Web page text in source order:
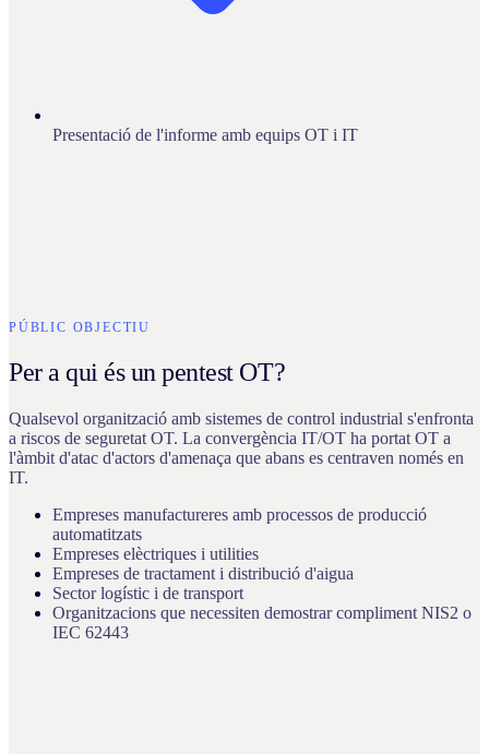
Presentació de l'informe amb equips OT i IT
PÚBLIC OBJECTIU
Per a qui és un pentest OT?
Qualsevol organització amb sistemes de control industrial s'enfronta
a riscos de seguretat OT. La convergència IT/OT ha portat OT a
l'àmbit d'atac d'actors d'amenaça que abans es centraven només en
IT.
Empreses manufactureres amb processos de producció
automatitzats
Empreses elèctriques i utilities
Empreses de tractament i distribució d'aigua
Sector logístic i de transport
Organitzacions que necessiten demostrar compliment NIS2 o
IEC 62443